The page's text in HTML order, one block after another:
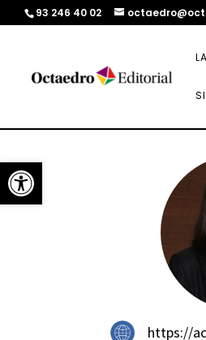
Abrir barra de herramientas
93 246 40 02
https://